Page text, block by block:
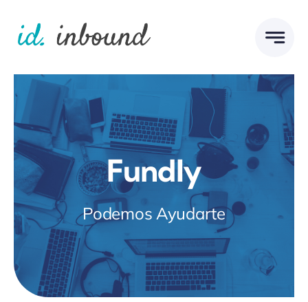
content
Fundly
Podemos Ayudarte